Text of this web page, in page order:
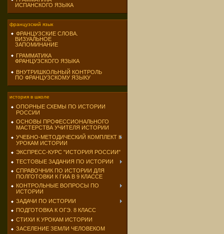
ИСПАНСКОГО ЯЗЫКА
французский язык
ФРАНЦУЗСКИЕ СЛОВА.
ВИЗУАЛЬНОЕ
ЗАПОМИНАНИЕ
ГРАММАТИКА
ФРАНЦУЗСКОГО ЯЗЫКА
ВНУТРИШКОЛЬНЫЙ КОНТРОЛЬ
ПО ФРАНЦУЗСКОМУ ЯЗЫКУ
история в школе
ОПОРНЫЕ СХЕМЫ ПО ИСТОРИИ
РОССИИ
ОСНОВЫ ПРОФЕССИОНАЛЬНОГО
МАСТЕРСТВА УЧИТЕЛЯ ИСТОРИИ
УЧЕБНО-МЕТОДИЧЕСКИЙ КОМПЛЕКТ К
УРОКАМ ИСТОРИИ
ЭКСПРЕСС-КУРС "ИСТОРИЯ РОССИИ"
ТЕСТОВЫЕ ЗАДАНИЯ ПО ИСТОРИИ
СПРАВОЧНИК ПО ИСТОРИИ ДЛЯ
ПОЛГОТОВКИ К ГИА В 9 КЛАССЕ
КОНТРОЛЬНЫЕ ВОПРОСЫ ПО
ИСТОРИИ
ЗАДАЧИ ПО ИСТОРИИ
ПОДГОТОВКА К ОГЭ. 8 КЛАСС
СТИХИ К УРОКАМ ИСТОРИИ
ЗАСЕЛЕНИЕ ЗЕМЛИ ЧЕЛОВЕКОМ